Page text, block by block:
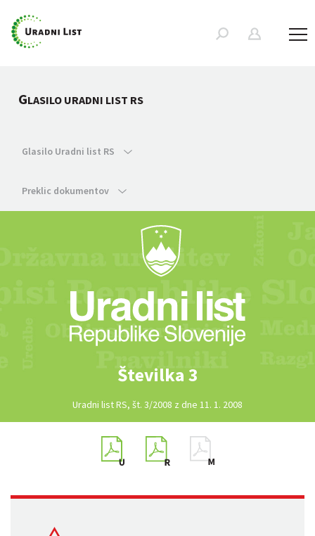
GLASILO URADNI LIST RS
Glasilo Uradni list RS
Preklic dokumentov
Številka 3
Uradni list RS, št. 3/2008 z dne 11. 1. 2008